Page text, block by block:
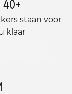
40+
staan ​​voor
klaar